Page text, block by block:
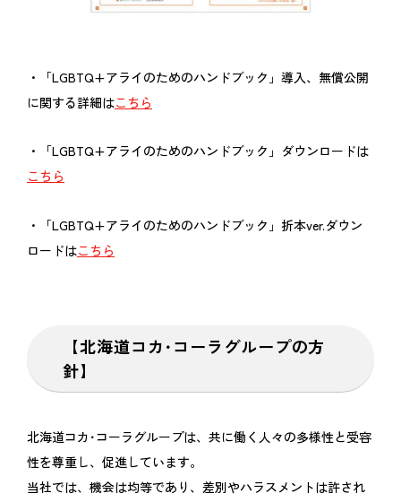
・「LGBTQ+アライのためのハンドブック」導入、無償公開
に関する詳細はこちら
・「LGBTQ+アライのためのハンドブック」ダウンロードは
こちら
・「LGBTQ+アライのためのハンドブック」折本ver.ダウン
ロードはこちら
【北海道コカ･コーラグループの方
針】
北海道コカ･コーラグループは、共に働く人々の多様性と受容
性を尊重し、促進しています。
当社では、機会は均等であり、差別やハラスメントは許され